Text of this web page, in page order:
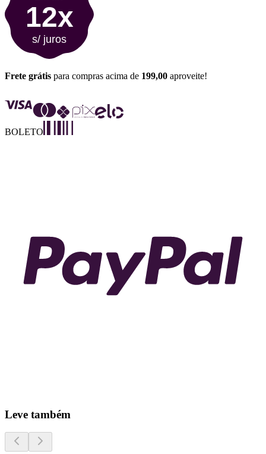
12x
s/ juros
Frete grátis para compras acima de 199,00 aproveite!
BOLETO
Leve também